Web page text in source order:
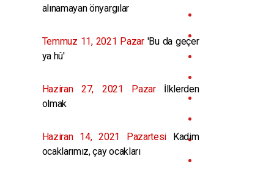
alınamayan önyargılar
Temmuz 11, 2021 Pazar'Bu da geçer
ya hû'
Haziran 27, 2021 Pazarİlklerden
olmak
Haziran 14, 2021 Pazartesi Kadim
ocaklarımız, çay ocakları